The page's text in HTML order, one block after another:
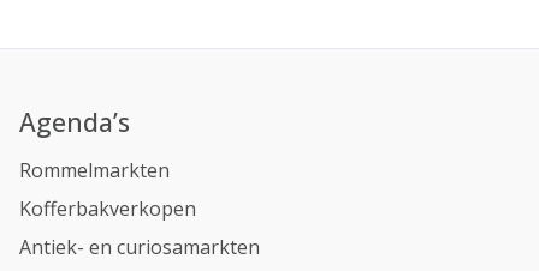
Agenda’s
Rommelmarkten
Kofferbakverkopen
Antiek- en curiosamarkten